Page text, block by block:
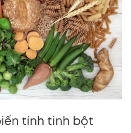
tính tinh bột